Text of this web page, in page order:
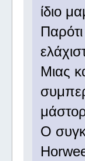
ίδιο
Μιας
Ο